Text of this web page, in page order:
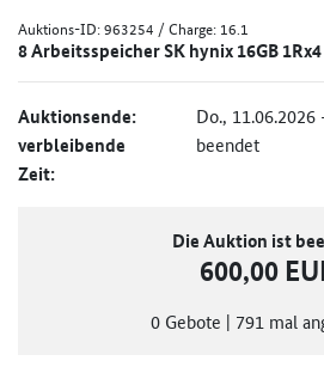
Auktions-ID:963254 / Charge: 16.1
8 Arbeitsspeicher SK hynix 16GB
Auktionsende: Do.,
verbleibende
Zeit:
beendet
Die Auktion ist
600,00
0 Gebote | 791 mal